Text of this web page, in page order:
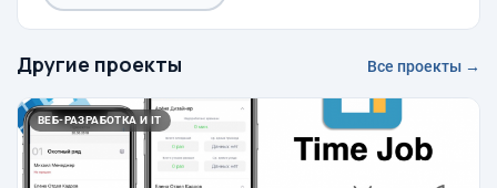
Другие проекты Все проекты →
ВЕБ-РАЗРАБОТКА И IT